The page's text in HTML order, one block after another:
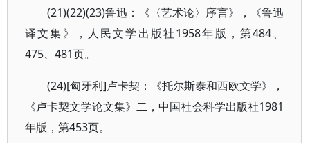
(21)(22)(23)鲁迅：《〈艺术论〉序言》，《鲁迅
译文集》，人民文学出版社1958年版，第484、
475、481页。
(24)[匈牙利]卢卡契：《托尔斯泰和西欧文学》，
《卢卡契文学论文集》二，中国社会科学出版社1981
年版，第453页。